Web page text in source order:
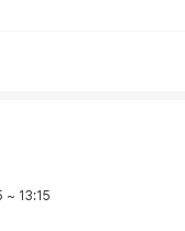
~ 13:15